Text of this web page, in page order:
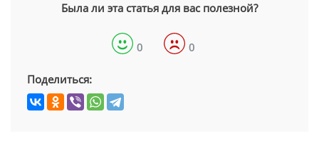
Была ли эта статья для вас полезной?
0 0
Поделиться: